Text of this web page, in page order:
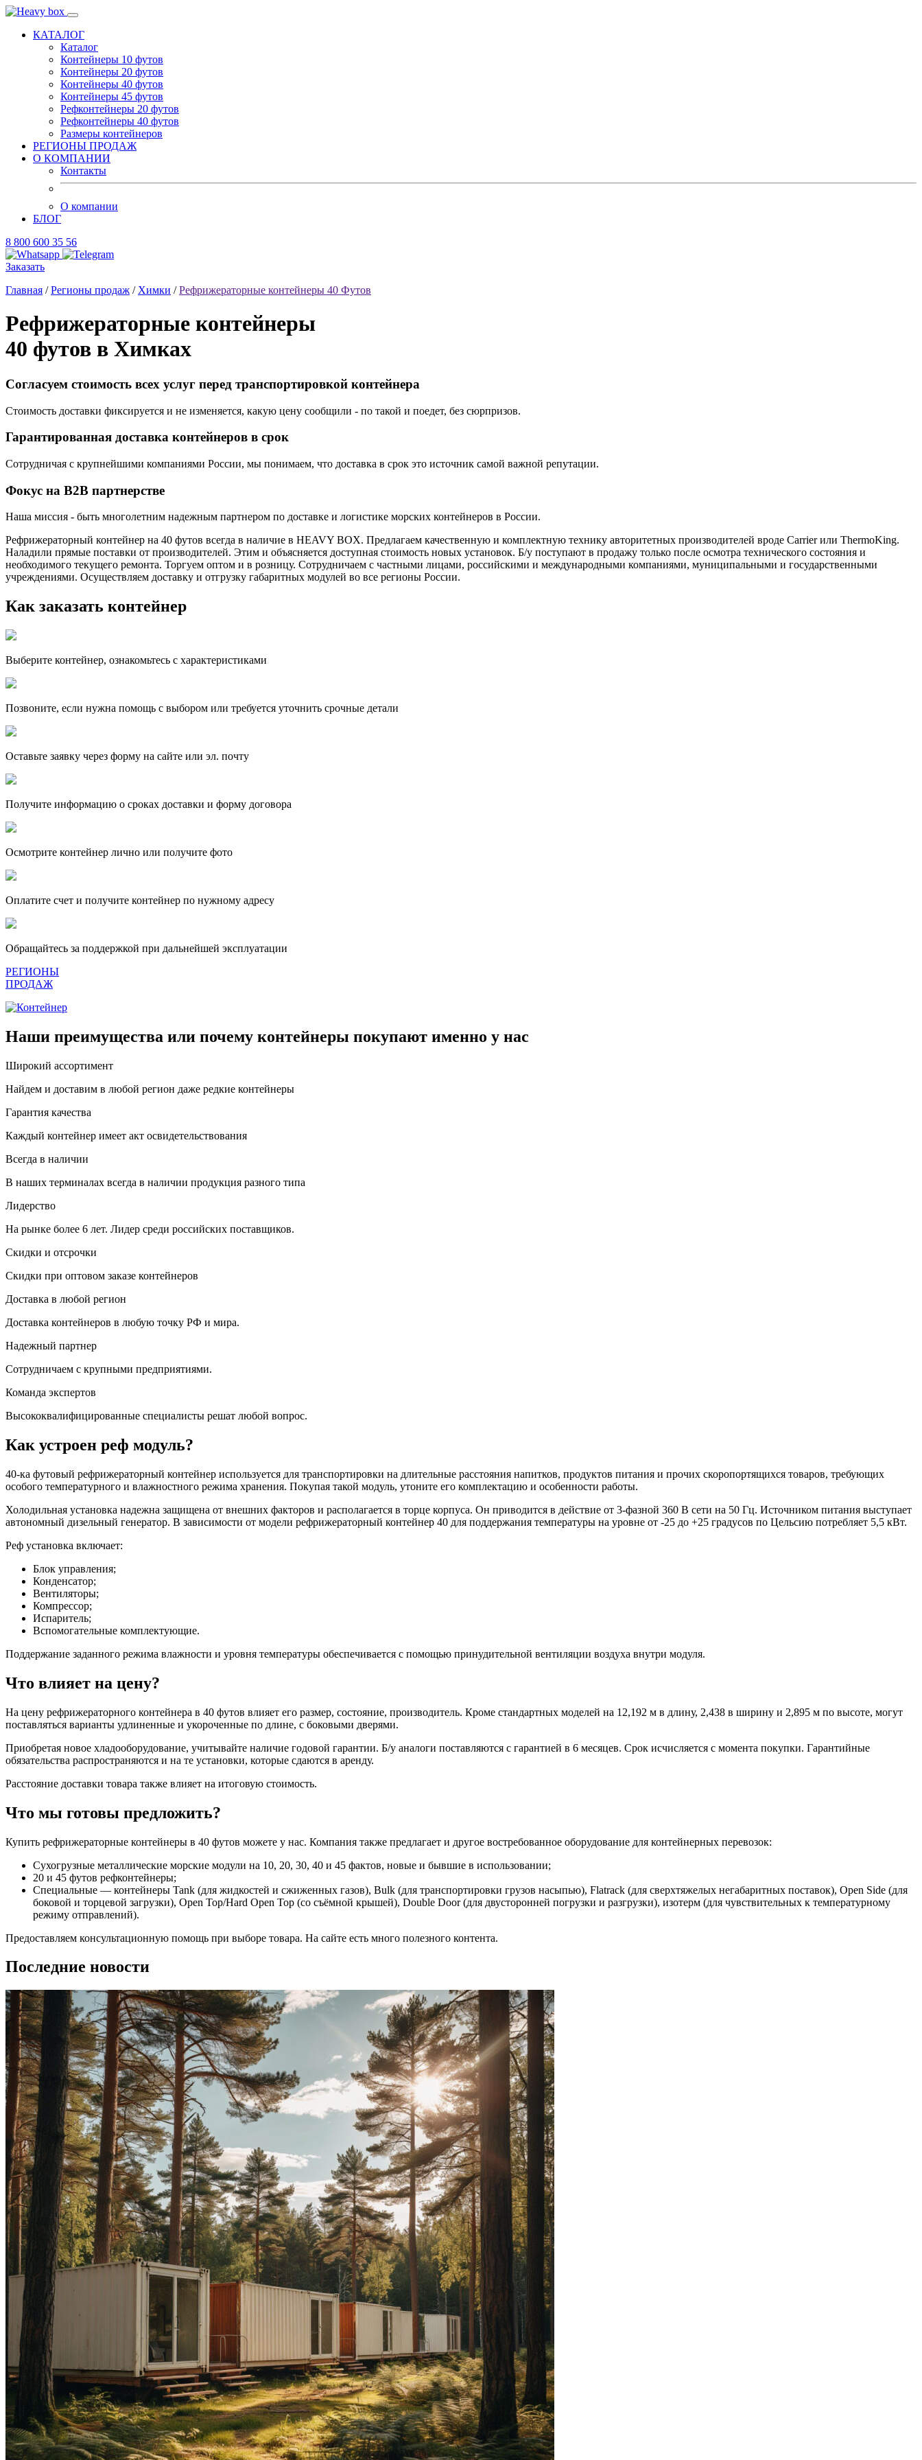
КАТАЛОГ
Каталог
Контейнеры 10 футов
Контейнеры 20 футов
Контейнеры 40 футов
Контейнеры 45 футов
Рефконтейнеры 20 футов
Рефконтейнеры 40 футов
Размеры контейнеров
РЕГИОНЫ ПРОДАЖ
О КОМПАНИИ
Контакты
О компании
БЛОГ
8 800 600 35 56
Заказать
Главная /Регионы продаж / Химки /Рефрижераторные контейнеры 40 Футов
Рефрижераторные контейнеры
40 футов в Химках
Согласуем стоимость всех услуг перед транспортировкой контейнера
Стоимость доставки фиксируется и не изменяется, какую цену сообщили - по такой и поедет, без сюрпризов.
Гарантированная доставка контейнеров в срок
Сотрудничая с крупнейшими компаниями России, мы понимаем, что доставка в срок это источник самой важной репутации.
Фокус на B2B партнерстве
Наша миссия - быть многолетним надежным партнером по доставке и логистике морских контейнеров в России.
Рефрижераторный контейнер на 40 футов всегда в наличие в HEAVY BOX. Предлагаем качественную и комплектную технику авторитетных производителей вроде Carrier или ThermoKing.
Наладили прямые поставки от производителей. Этим и объясняется доступная стоимость новых установок. Б/у поступают в продажу только после осмотра технического состояния и
необходимого текущего ремонта. Торгуем оптом и в розницу. Сотрудничаем с частными лицами, российскими и международными компаниями, муниципальными и государственными
учреждениями. Осуществляем доставку и отгрузку габаритных модулей во все регионы России.
Как заказать контейнер
Выберите контейнер, ознакомьтесь с характеристиками
Позвоните, если нужна помощь с выбором или требуется уточнить срочные детали
Оставьте заявку через форму на сайте или эл. почту
Получите информацию о сроках доставки и форму договора
Осмотрите контейнер лично или получите фото
Оплатите счет и получите контейнер по нужному адресу
Обращайтесь за поддержкой при дальнейшей эксплуатации
РЕГИОНЫ
ПРОДАЖ
Наши преимущества или почему контейнеры покупают именно у нас
Широкий ассортимент
Найдем и доставим в любой регион даже редкие контейнеры
Гарантия качества
Каждый контейнер имеет акт освидетельствования
Всегда в наличии
В наших терминалах всегда в наличии продукция разного типа
Лидерство
На рынке более 6 лет. Лидер среди российских поставщиков.
Скидки и отсрочки
Скидки при оптовом заказе контейнеров
Доставка в любой регион
Доставка контейнеров в любую точку РФ и мира.
Надежный партнер
Сотрудничаем с крупными предприятиями.
Команда экспертов
Высококвалифицированные специалисты решат любой вопрос.
Как устроен реф модуль?
40-ка футовый рефрижераторный контейнер используется для транспортировки на длительные расстояния напитков, продуктов питания и прочих скоропортящихся товаров, требующих
особого температурного и влажностного режима хранения. Покупая такой модуль, утоните его комплектацию и особенности работы.
Холодильная установка надежна защищена от внешних факторов и располагается в торце корпуса. Он приводится в действие от 3-фазной 360 В сети на 50 Гц. Источником питания выступает
автономный дизельный генератор. В зависимости от модели рефрижераторный контейнер 40 для поддержания температуры на уровне от -25 до +25 градусов по Цельсию потребляет 5,5 кВт.
Реф установка включает:
Блок управления;
Конденсатор;
Вентиляторы;
Компрессор;
Испаритель;
Вспомогательные комплектующие.
Поддержание заданного режима влажности и уровня температуры обеспечивается с помощью принудительной вентиляции воздуха внутри модуля.
Что влияет на цену?
На цену рефрижераторного контейнера в 40 футов влияет его размер, состояние, производитель. Кроме стандартных моделей на 12,192 м в длину, 2,438 в ширину и 2,895 м по высоте, могут
поставляться варианты удлиненные и укороченные по длине, с боковыми дверями.
Приобретая новое хладооборудование, учитывайте наличие годовой гарантии. Б/у аналоги поставляются с гарантией в 6 месяцев. Срок исчисляется с момента покупки. Гарантийные
обязательства распространяются и на те установки, которые сдаются в аренду.
Расстояние доставки товара также влияет на итоговую стоимость.
Что мы готовы предложить?
Купить рефрижераторные контейнеры в 40 футов можете у нас. Компания также предлагает и другое востребованное оборудование для контейнерных перевозок:
Сухогрузные металлические морские модули на 10, 20, 30, 40 и 45 фактов, новые и бывшие в использовании;
20 и 45 футов рефконтейнеры;
Специальные — контейнеры Tank (для жидкостей и сжиженных газов), Bulk (для транспортировки грузов насыпью), Flatrack (для сверхтяжелых негабаритных поставок), Open Side (для
боковой и торцевой загрузки), Open Top/Hard Open Top (со съёмной крышей), Double Door (для двусторонней погрузки и разгрузки), изотерм (для чувствительных к температурному
режиму отправлений).
Предоставляем консультационную помощь при выборе товара. На сайте есть много полезного контента.
Последние новости